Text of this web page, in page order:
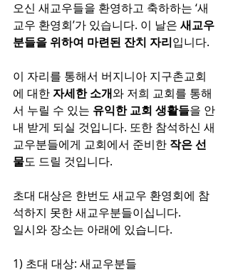
오신 새교우들을 환영하고 축하하는 ‘새
교우 환영회’가 있습니다. 이 날은 새교우
분들을 위하여 마련된 잔치 자리입니다.
이 자리를 통해서 버지니아 지구촌교회
에 대한 자세한 소개와 저희 교회를 통해
서 누릴 수 있는 유익한 교회 생활들을 안
내 받게 되실 것입니다. 또한 참석하신 새
교우분들에게 교회에서 준비한 작은 선
물도 드릴 것입니다.
초대 대상은 한번도 새교우 환영회에 참
석하지 못한 새교우분들이십니다.
일시와 장소는 아래에 있습니다.
1) 초대 대상: 새교우분들